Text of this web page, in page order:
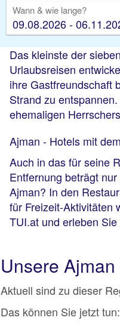
Wann & wie lange?
09.08.2026 -
Das kleinste der
Urlaubsreisen
ihre Gastfreundschaft
Strand zu
ehemaligen
Ajman - Hotels mit
Auch in das für seine
Entfernung beträgt
Ajman? In den
für Freizeit-Aktivitäten
TUI.at und erleben
Unsere
Aktuell sind zu dieser
Das können Sie jetzt tun: